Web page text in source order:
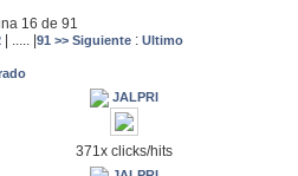
16 de 91
| ..... |91 >> Siguiente : Ultimo
JALPRI
371x clicks/hits